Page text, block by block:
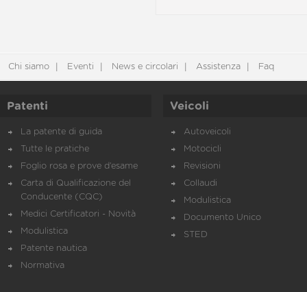
Chi siamo Eventi News e circolari Assistenza Faq
Patenti
La patente di guida
Tutte le pratiche
Foglio rosa e prove d’esame
Carta di Qualificazione del
Conducente (CQC)
Medici Certificatori - Novità
Modulistica
Patente nautica
Normativa
Veicoli
Autoveicoli
Motocicli
Revisioni
Collaudi
Modulistica
Documento Unico
STED